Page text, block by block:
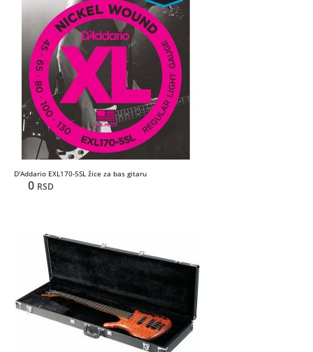
D'Addario EXL170-5SL žice za bas gitaru
0 RSD